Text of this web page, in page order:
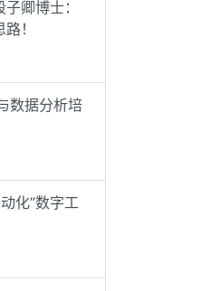
卿博士：
！
数据分析培
化”数字工